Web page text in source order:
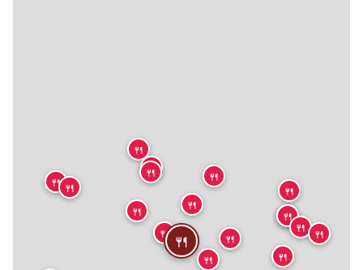
🍴
🍴
🍴
🍴
🍴
🍴
🍴
🍴
🍴
🍴
🍴
🍴
🍴
🍴
🍴
🍴
🍴
🍴